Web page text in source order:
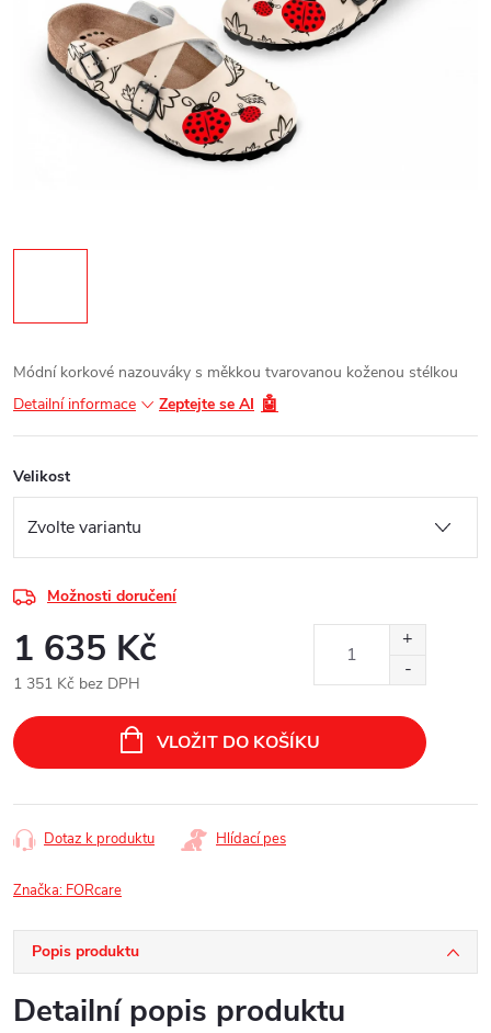
Módní korkové nazouváky s měkkou tvarovanou koženou stélkou
Detailní informace
Zeptejte se AI 🤖
Velikost
Možnosti doručení
1 635 Kč
1 351 Kč bez DPH
cena:
VLOŽIT DO KOŠÍKU
Dotaz k produktu Hlídací pes
Značka: FORcare
Popis produktu
Detailní popis produktu